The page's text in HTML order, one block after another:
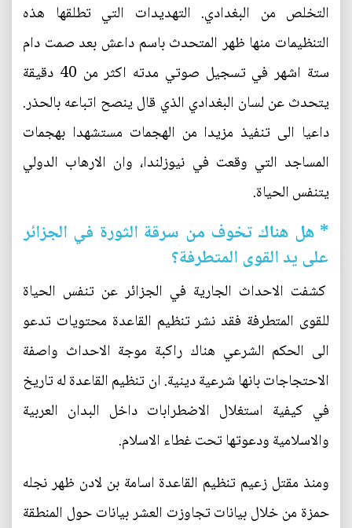
التخلص من البغدادي. التهديدات التي تطلقها هذه
التنظيمات منها ظهر المتحدث باسم داعش بعد صمت دام
ستة اشهر في تسجيل صوتي مدته اكثر من 40 دقيقة
يتحدث عن لسان البغدادي الذي قال ينصح اتباعه بالحذر.
داعيا الى تنفيذ مزيدا من الهجمات مستشهدا بهجمات
المساجد التي وقعت في نيوزلندا، وان الارهاب الدولي
يتنفس الحياة.
* هل هناك تخوف من سرقة الثورة في الجزائر
على يد القوى المتطرفة؟
كشفت الاحداث الجارية في الجزائر عن تنفس الحياة
للقوى المتطرفة فقد نشر تنظيم القاعدة محتويات تدعو
الى الحكم الشرعي هناك راكبة موجة الاحداث واصفة
الاحتجاجات بانها شرعية دينية. ان تنظيم القاعدة له تاريخ
في كيفية استغلال الاضطرابات داخل البدان العربية
والاسلامية ودعوتها تحت غطاء الاسلام.
ومنذ مقتل زعيم تنظيم القاعدة اسامة بن لادن ظهر نجله
حمزة من خلال بيانات تجاوزت العشر بيانات حول المنطقة